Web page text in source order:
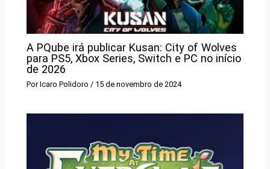
A PQube irá publicar Kusan: City of Wolves
para PS5, Xbox Series, Switch e PC no início
de 2026
PorIcaro Polidoro / 15 de novembro de 2024